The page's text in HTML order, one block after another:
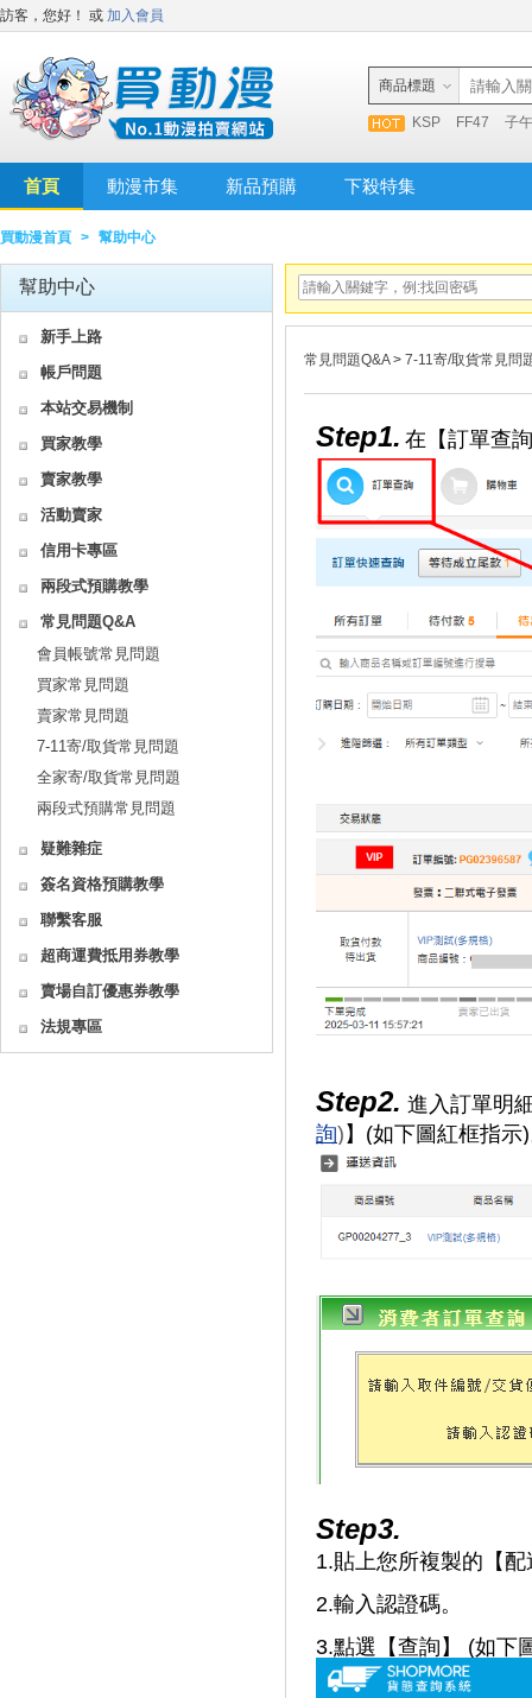
訪客，您好！ 或 加入會員
商品標題
KSP FF47 子
首頁 動漫市集 新品預購 下殺特集
買動漫首頁 > 幫助中心
幫助中心
新手上路
帳戶問題
本站交易機制
買家教學
賣家教學
活動賣家
信用卡專區
兩段式預購教學
常見問題Q&A
會員帳號常見問題
買家常見問題
賣家常見問題
7-11寄/取貨常見問題
全家寄/取貨常見問題
兩段式預購常見問題
疑難雜症
簽名資格預購教學
聯繫客服
超商運費抵用券教學
賣場自訂優惠券教學
法規專區
常見問題Q&A> 7-11寄/取貨常見問
Step1. 在【訂單查
Step2. 進入訂單明
詢) 】 (如下圖紅框指示)
Step3.
1.貼上您所複製的【
2.輸入認證碼。
3.點選【查詢】 (如下